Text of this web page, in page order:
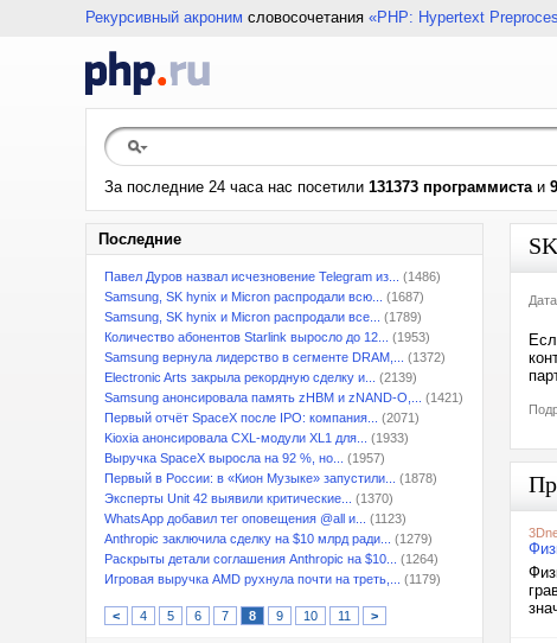
Рекурсивный акроним словосочетания «PHP: Hypertext
За последние 24 часа нас посетили 131373 программистаи
Последние
Павел Дуров назвал исчезновение Telegram из...
(1486)
Samsung, SK hynix и Micron распродали всю...
(1687)
Samsung, SK hynix и Micron распродали все...
(1789)
Количество абонентов Starlink выросло до 12...
(1953)
Samsung вернула лидерство в сегменте DRAM,...
(1372)
Electronic Arts закрыла рекордную сделку и...
(2139)
Samsung анонсировала память zHBM и zNAND-O,...
(1421)
Первый отчёт SpaceX после IPO: компания...
(2071)
Kioxia анонсировала CXL-модули XL1 для...
(1933)
Выручка SpaceX выросла на 92 %, но...
(1957)
Первый в России: в «Кион Музыке» запустили...
(1878)
Эксперты Unit 42 выявили критические...
(1370)
WhatsApp добавил тег оповещения @all и...
(1123)
Anthropic заключила сделку на $10 млрд ради...
(1279)
Раскрыты детали соглашения Anthropic на $10...
(1264)
Игровая выручка AMD рухнула почти на треть,...
(1179)
< 4 5 6 7 8 9 10 11 >